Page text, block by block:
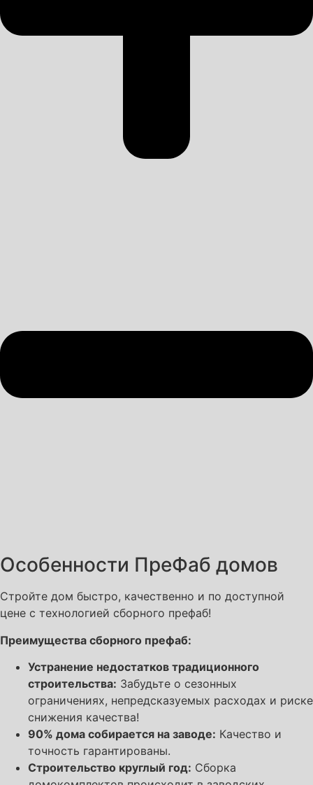
Особенности ПреФаб домов
Стройте дом быстро, качественно и по доступной
цене с технологией сборного префаб!
Преимущества сборного префаб:
Устранение недостатков традиционного
строительства: Забудьте о сезонных
ограничениях, непредсказуемых расходах и риске
снижения качества!
90% дома собирается на заводе: Качество и
точность гарантированы.
Строительство круглый год: Сборка